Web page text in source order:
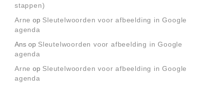
stappen)
Arne op Sleutelwoorden voor afbeelding in Google
agenda
Ans op Sleutelwoorden voor afbeelding in Google
agenda
Arne op Sleutelwoorden voor afbeelding in Google
agenda